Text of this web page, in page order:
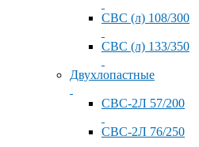
СВС (л) 108/300
СВС (л) 133/350
Двухлопастные
СВС-2Л 57/200
СВС-2Л 76/250